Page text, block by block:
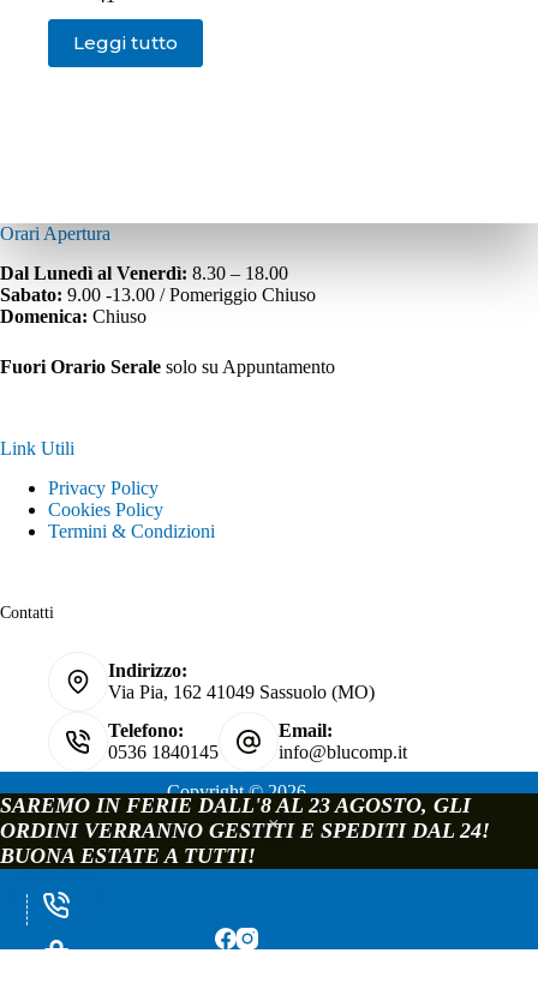
SAREMO IN FERIE DALL'8 AL 23 AGOSTO, GLI
ORDINI VERRANNO GESTITI E SPEDITI DAL 24!
BUONA ESTATE A TUTTI!
Leggi tutto
Orari Apertura
Dal Lunedì al Venerdì: 8.30 – 18.00
Sabato: 9.00 -13.00 / Pomeriggio Chiuso
Domenica: Chiuso
Fuori Orario Serale solo su Appuntamento
Link Utili
Privacy Policy
Cookies Policy
Termini & Condizioni
Contatti
Indirizzo:
Via Pia, 162 41049 Sassuolo (MO)
Telefono:
0536 1840145
Email:
info@blucomp.it
Copyright © 2026
Blucomp Snc di Padovani Matteo e c.
P.IVA e C.F. 02241070362
Via Pia, 162 - 41049 Sassuolo - Modena